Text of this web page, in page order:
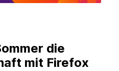
die
mit Firefox